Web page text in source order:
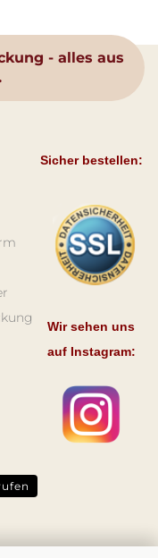
- alles aus
Sicher bestellen:
Wir sehen uns
auf Instagram: